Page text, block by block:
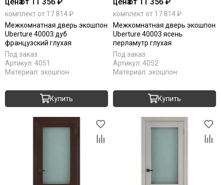
Optima Porte
Porta Di Parma
Portalini
Porte Vista
Portika
Poseidon
Profilo Porte
комплект от 17 814 ₽
Межкомнатная дверь экошпон
Uberture 40003 дуб
французский глухая
Под заказ
Артикул: 4051
Материал: экошпон
Купить
комплект от 17 814 ₽
Межкомнатная дверь экошпон
Uberture 40003 ясень
перламутр глухая
Под заказ
Артикул: 4052
Материал: экошпон
Купить